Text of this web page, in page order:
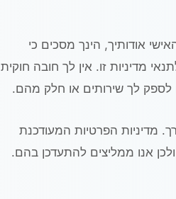
אודותיך, הינך מסכים כי
מדיניות זו. אין לך חובה חוקית
לספק לך שירותים או חלק מהם.
מדיניות הפרטיות המעודכנת
ולכן אנו ממליצים להתעדכן בהם.